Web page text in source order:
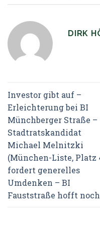
DIRK
Investor gibt auf –
Erleichterung bei BI
Münchberger Straße –
Stadtratskandidat
Michael Melnitzki
(München-Liste, Platz
fordert generelles
Umdenken – BI
Fauststraße hofft noch